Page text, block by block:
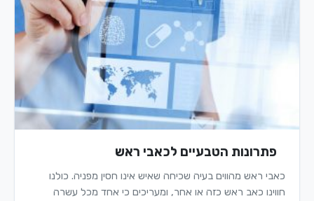
פתרונות הטבעיים לכאבי ראש
כאבי ראש מהווים בעיה שכיחה שאיש אינו חסין מפניה. כולנו
חווינו כאב ראש כזה או אחר, ומעריכים כי אחד מכל עשרה